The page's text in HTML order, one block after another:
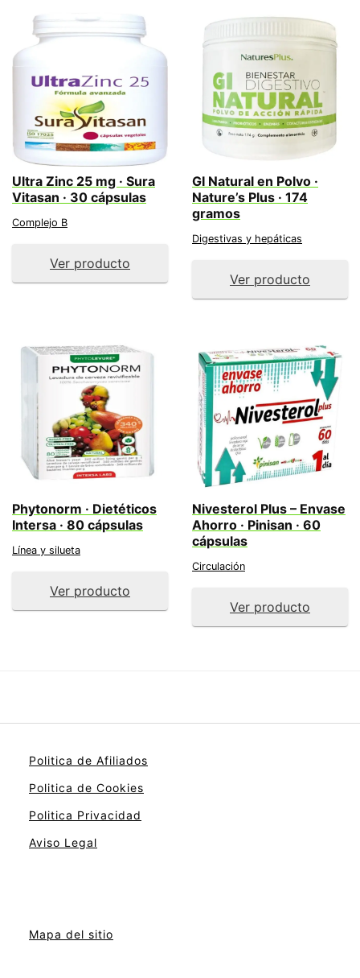
Ultra Zinc 25 mg · Sura
Vitasan · 30 cápsulas
Complejo B
Ver producto
GI Natural en Polvo ·
Nature’s Plus · 174
gramos
Digestivas y hepáticas
Ver producto
Phytonorm · Dietéticos
Intersa · 80 cápsulas
Línea y silueta
Ver producto
Nivesterol Plus – Envase
Ahorro · Pinisan · 60
cápsulas
Circulación
Ver producto
Politica de Afiliados
Politica de Cookies
Politica Privacidad
Aviso Legal
Mapa del sitio